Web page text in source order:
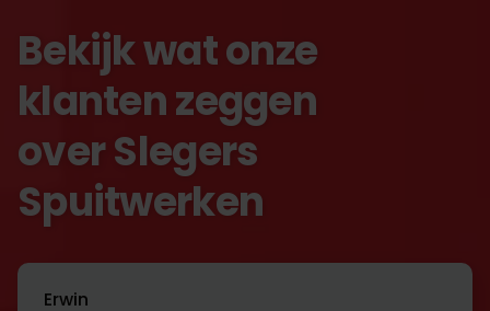
Bekijk wat onze
klanten zeggen
over Slegers
Spuitwerken
Erwin